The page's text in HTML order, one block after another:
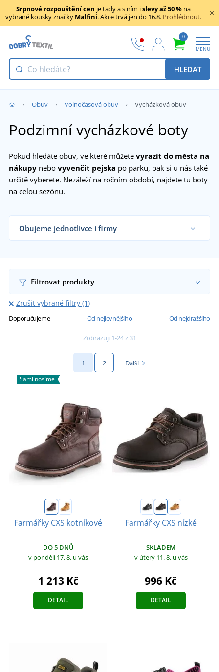
Srpnové rozpouštění cen je tady a s ním islevy až 50 % na
vybrané kousky značky Malfini. Akce trvá jen do 16.8. Prohlédnout.
0
MENU
HLEDAT
Obuv Volnočasová obuv Vycházková obuv
Podzimní vycházkové boty
Pokud hledáte obuv, ve které můžete vyrazit do města na
nákupy nebo vyvenčit pejska po parku, pak si u nás také
určitě vyberete. Nezáleží na ročním období, najdete tu boty
na celou sezónu.
Obujeme jednotlivce i firmy
Filtrovat produkty
Zrušit vybrané filtry (1)
Doporučujeme Od nejlevnějšího Od nejdražšího
Zobrazuji 1-24 z 31
1 2 Další
Sami nosíme
Farmářky CXS kotníkové
DO 5 DNŮ
v pondělí 17. 8. u vás
1 213 Kč
DETAIL
Farmářky CXS nízké
SKLADEM
v úterý 11. 8. u vás
996 Kč
DETAIL